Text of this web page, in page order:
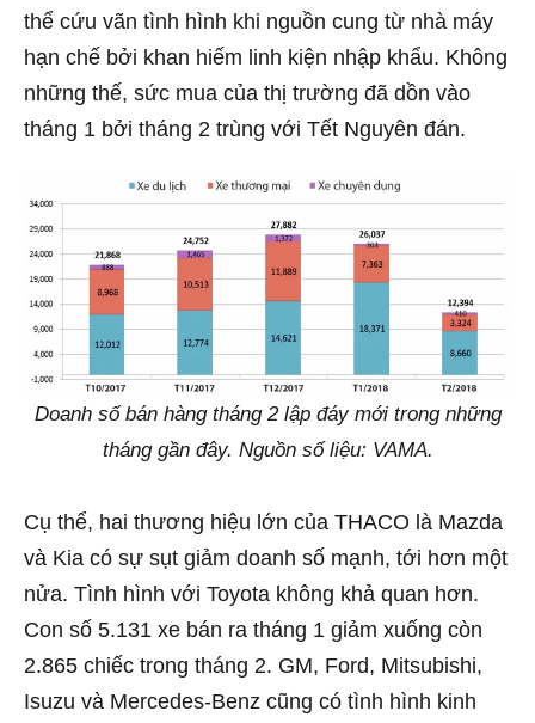
thể cứu vãn tình hình khi nguồn cung từ nhà máy
hạn chế bởi khan hiếm linh kiện nhập khẩu. Không
những thế, sức mua của thị trường đã dồn vào
tháng 1 bởi tháng 2 trùng với Tết Nguyên đán.
Doanh số bán hàng tháng 2 lập đáy mới trong những
tháng gần đây. Nguồn số liệu: VAMA.
Cụ thể, hai thương hiệu lớn của THACO là Mazda
và Kia có sự sụt giảm doanh số mạnh, tới hơn một
nửa. Tình hình với Toyota không khả quan hơn.
Con số 5.131 xe bán ra tháng 1 giảm xuống còn
2.865 chiếc trong tháng 2. GM, Ford, Mitsubishi,
Isuzu và Mercedes-Benz cũng có tình hình kinh